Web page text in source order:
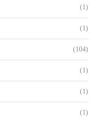
(1)
(1)
(104)
(1)
(1)
(1)